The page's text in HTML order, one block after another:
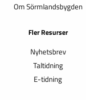
Om Sörmlandsbygden
Fler Resurser
Nyhetsbrev
Taltidning
E-tidning